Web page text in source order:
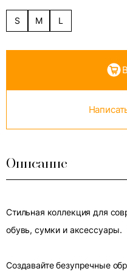
S M L
Описание
Стильная коллекция для
обувь, сумки и аксессуары.
Создавайте безупречные